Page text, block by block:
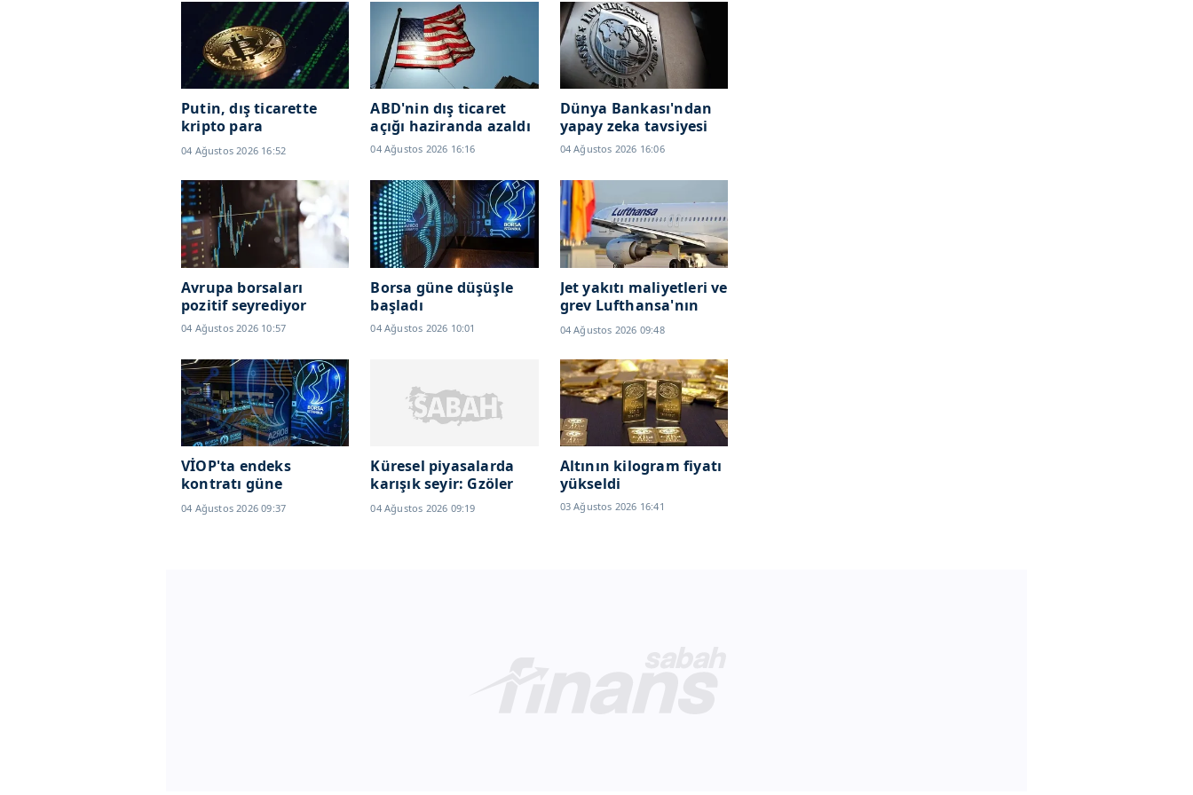
Putin, dış ticarette
kripto para
kullanımına izin verdi
04 Ağustos 2026 16:52
ABD'nin dış ticaret
açığı haziranda azaldı
04 Ağustos 2026 16:16
Dünya Bankası'ndan
yapay zeka tavsiyesi
04 Ağustos 2026 16:06
Avrupa borsaları
pozitif seyrediyor
04 Ağustos 2026 10:57
Borsa güne düşüşle
başladı
04 Ağustos 2026 10:01
Jet yakıtı maliyetleri ve
grev Lufthansa'nın
karlılığını düşürdü
04 Ağustos 2026 09:48
VİOP'ta endeks
kontratı güne
yükselişle başladı
04 Ağustos 2026 09:37
Küresel piyasalarda
karışık seyir: Gzöler
SpaceX
bilançosunda...
04 Ağustos 2026 09:19
Altının kilogram fiyatı
yükseldi
03 Ağustos 2026 16:41